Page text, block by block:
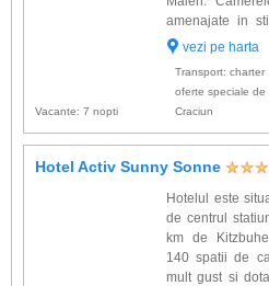
amenajate in
dotate cu: baie
vezi pe harta
Vacante: 7 nopti
Transport: charter
oferte speciale de
Craciun
Hotel Activ Sunny Sonne
Hotelul este
de centrul
km de
140 spatii de
mult gust si